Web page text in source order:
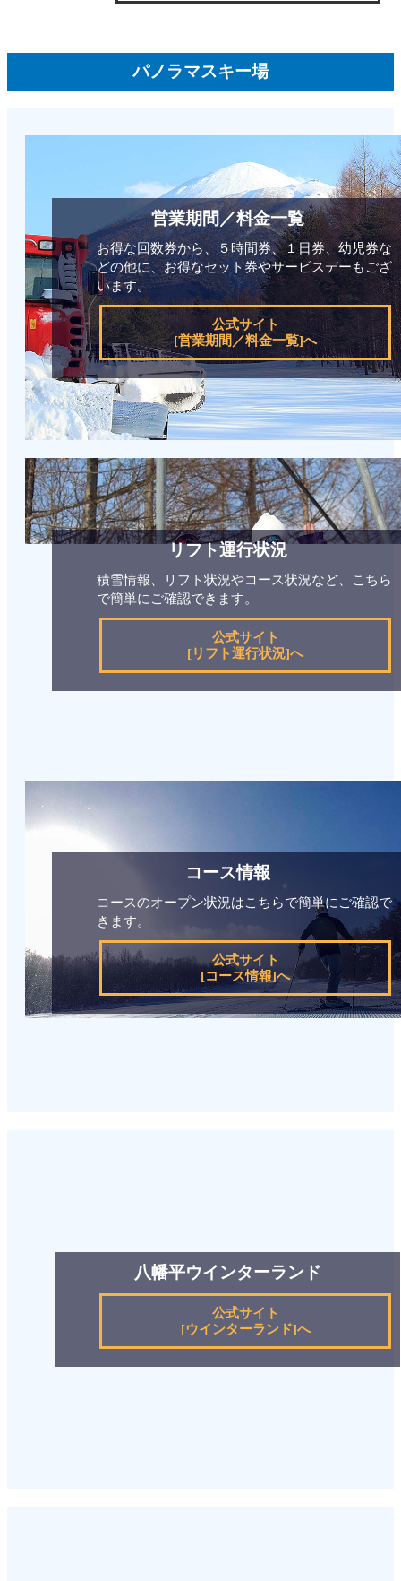
パノラマスキー場
営業期間／料金一覧
お得な回数券から、５時間券、１日券、幼児券な
どの他に、お得なセット券やサービスデーもござ
います。
公式サイト
[営業期間／料金一覧]へ
リフト運行状況
積雪情報、リフト状況やコース状況など、こちら
で簡単にご確認できます。
公式サイト
[リフト運行状況]へ
コース情報
コースのオープン状況はこちらで簡単にご確認で
きます。
公式サイト
[コース情報]へ
八幡平ウインターランド
公式サイト
[ウインターランド]へ